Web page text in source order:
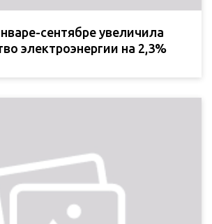
сентябре увеличила
электроэнергии на 2,3%